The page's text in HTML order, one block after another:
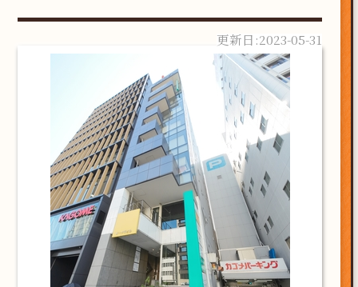
2023-05-31